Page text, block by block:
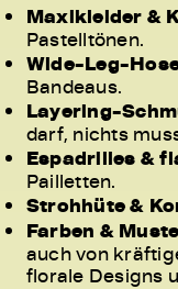
Maxikleider &
Pastelltönen.
Wide-Leg-
Bandeaus.
Layering-
darf, nichts
Espadrilles &
Pailletten.
Strohhüte &
Farben &
auch von
florale Designs